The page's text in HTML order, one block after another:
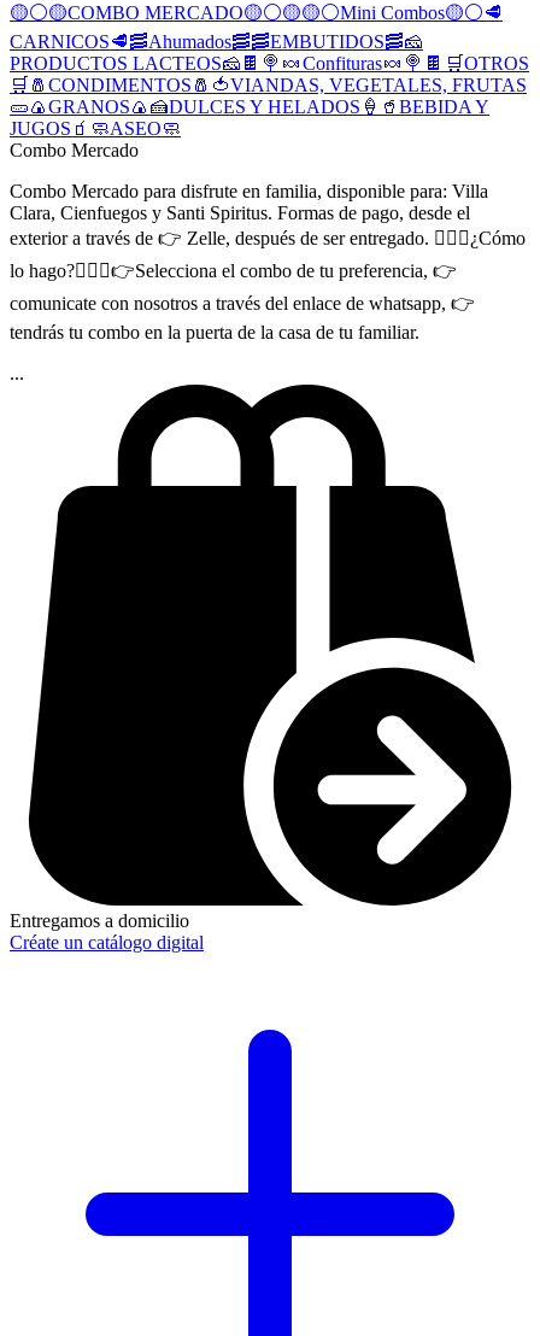
🟡⚪🟡COMBO MERCADO🟡⚪🟡🟡⚪Mini Combos🟡⚪🥩
CARNICOS🥩🥓Ahumados🥓🥓EMBUTIDOS🥓🧀
PRODUCTOS LACTEOS🧀 🍫 🍭 🍬 Confituras 🍬 🍭 🍫 🛒OTROS
🛒 🧂CONDIMENTOS🧂 🍅VIANDAS, VEGETALES, FRUTAS
🥒🍙GRANOS🍙 🍰DULCES Y HELADOS🍦 🥤BEBIDA Y
JUGOS🧃 🧼ASEO🧼
Combo Mercado
Combo Mercado para disfrute en familia, disponible para: Villa
Clara, Cienfuegos y Santi Spiritus. Formas de pago, desde el
exterior a través de 👉 Zelle, después de ser entregado. 🤷🏻‍♂¿Cómo
lo hago?🤷🏻‍♂👉Selecciona el combo de tu preferencia, 👉
comunicate con nosotros a través del enlace de whatsapp, 👉
tendrás tu combo en la puerta de la casa de tu familiar.
...
Entregamos a domicilio
Créate un catálogo digital